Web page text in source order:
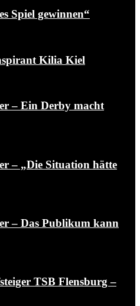
Spiel gewinnen“
Kilia Kiel
– Ein Derby macht
– „Die Situation hätte
– Das Publikum kann
TSB Flensburg –